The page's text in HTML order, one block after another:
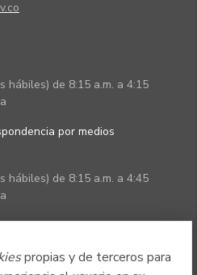
propias y de terceros para
hábiles) de 8:15 a.m. a 4:15
por medios
hábiles) de 8:15 a.m. a 4:45